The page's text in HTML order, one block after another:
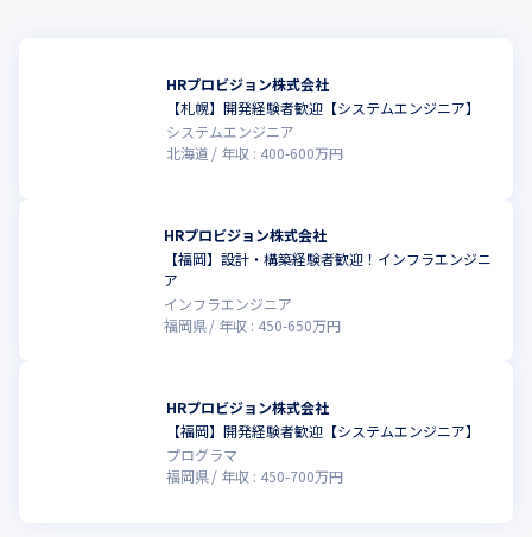
HRプロビジョン株式会社
【札幌】開発経験者歓迎【システムエンジニア】
システムエンジニア
北海道
年収 : 400-600万円
HRプロビジョン株式会社
【福岡】設計・構築経験者歓迎！インフラエンジニ
ア
インフラエンジニア
福岡県
年収 : 450-650万円
HRプロビジョン株式会社
【福岡】開発経験者歓迎【システムエンジニア】
プログラマ
福岡県
年収 : 450-700万円